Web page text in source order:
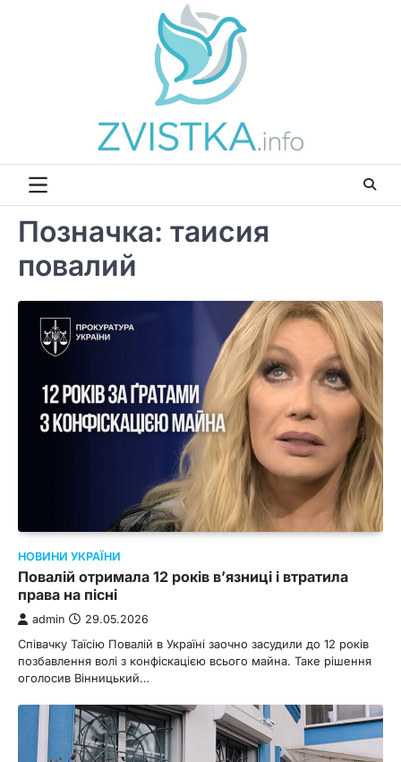
Позначка: таисия
повалий
НОВИНИ УКРАЇНИ
Повалій отримала 12 років в’язниці і втратила
права на пісні
admin 29.05.2026
Співачку Таїсію Повалій в Україні заочно засудили до 12 років
позбавлення волі з конфіскацією всього майна. Таке рішення
оголосив Вінницький…